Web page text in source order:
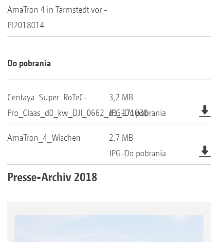
AmaTron 4 in Tarmstedt vor -
PI2018014
Do pobrania
Centaya_Super_RoTeC-
Pro_Claas_d0_kw_DJI_0662_d1_171030
3,2 MB
JPG-Do pobrania
AmaTron_4_Wischen
2,7 MB
JPG-Do pobrania
Presse-Archiv 2018